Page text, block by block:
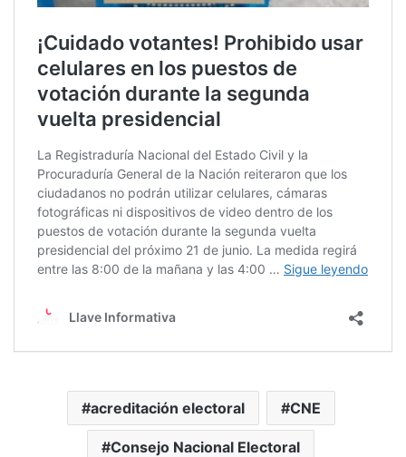
acreditación electoral CNE
Consejo Nacional Electoral